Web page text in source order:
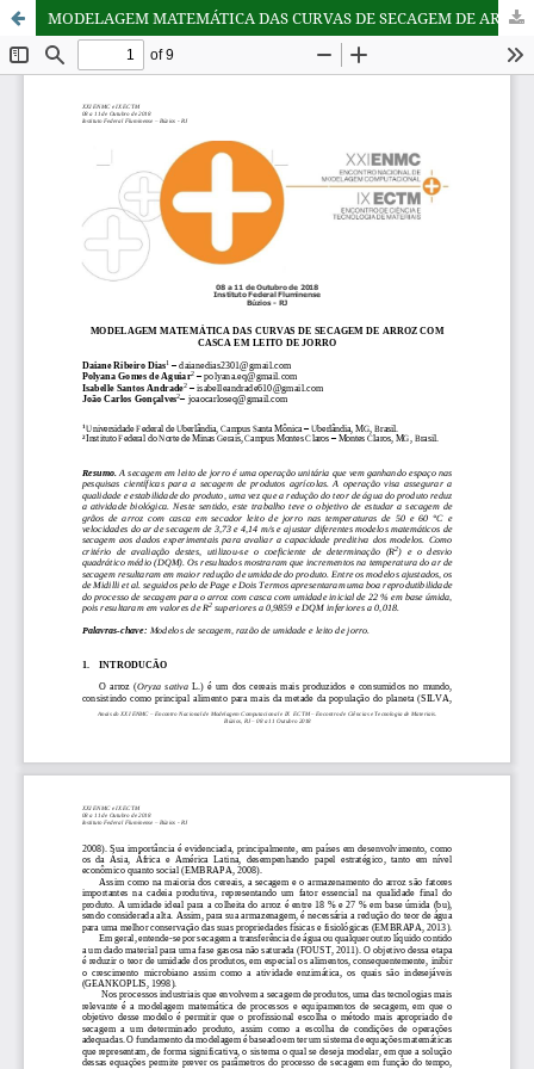
MODELAGEM MATEMÁTICA DAS CURVAS DE SECAGEM DE ARROZ COM CASCA EM LEITO DE JORRO